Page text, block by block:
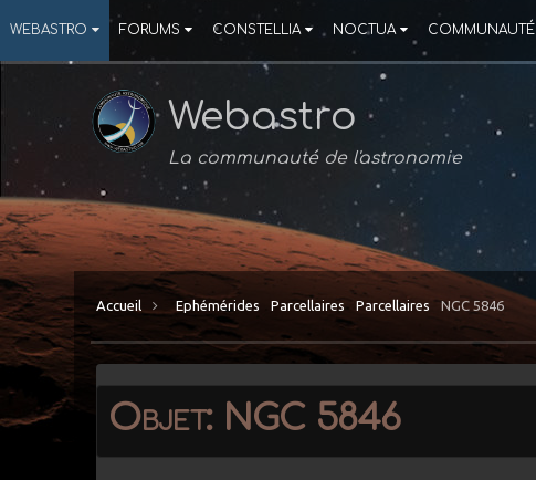
WEBASTRO FORUMS CONSTELLIA NOCTUA COMMUNAUTÉ
Webastro
La communauté de l'astronomie
Accueil Ephémérides Parcellaires Parcellaires NGC 5846
Objet: NGC 5846